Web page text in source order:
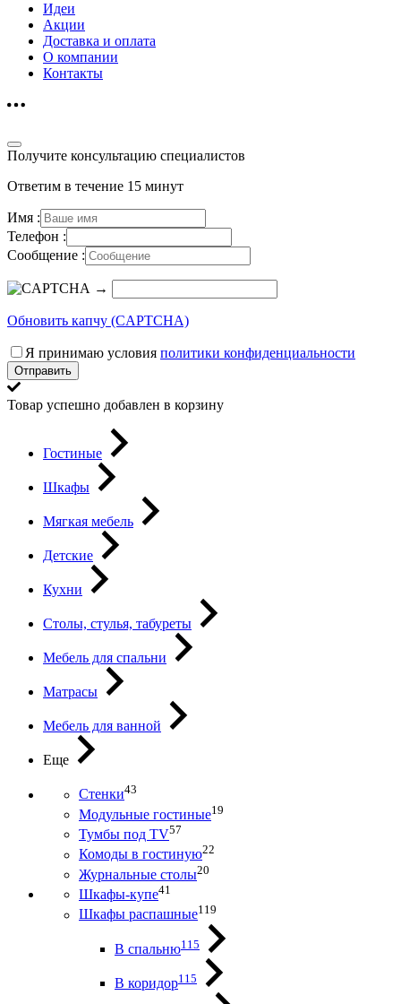
Идеи
Акции
Доставка и оплата
О компании
Контакты
Получите консультацию специалистов
Ответим в течение 15 минут
Имя :
Телефон :
Сообщение :
→
Обновить капчу (CAPTCHA)
Я принимаю условия политики конфиденциальности
Отправить
Товар успешно добавлен в корзину
Гостиные
Шкафы
Мягкая мебель
Детские
Кухни
Столы, стулья, табуреты
Мебель для спальни
Матрасы
Мебель для ванной
Еще
Стенки43
Модульные гостиные19
Тумбы под ТV57
Комоды в гостиную22
Журнальные столы20
Шкафы-купе41
Шкафы распашные119
В спальню115
В коридор115